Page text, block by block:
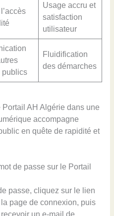
Usage accru et
satisfaction
utilisateur
publics
Fluidification
des démarches
AH Algérie dans une
accompagne
en quête de rapidité et
de passe sur le Portail
passe, cliquez sur le lien
page de connexion, puis